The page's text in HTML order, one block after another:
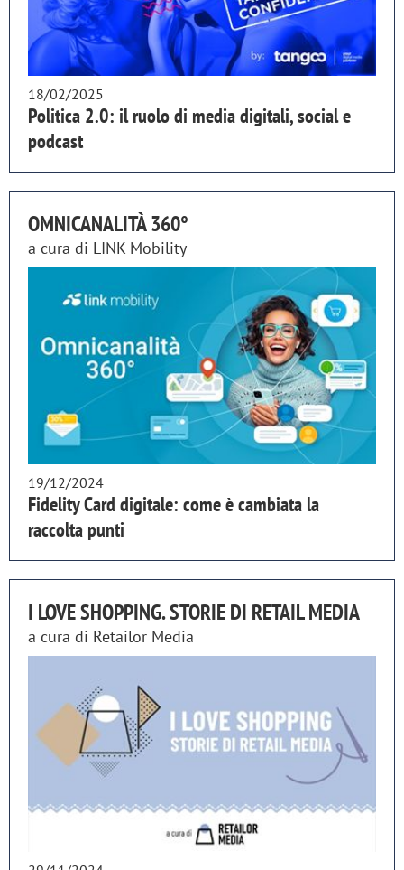
18/02/2025
Politica 2.0: il ruolo di media digitali, social e
podcast
OMNICANALITÀ 360°
a cura di LINK Mobility
19/12/2024
Fidelity Card digitale: come è cambiata la
raccolta punti
I LOVE SHOPPING. STORIE DI RETAIL MEDIA
a cura di Retailor Media